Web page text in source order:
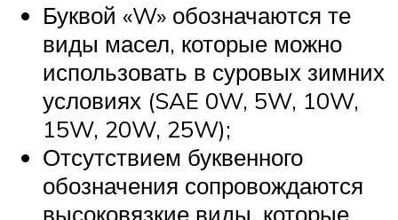
Буквой «W» обозначаются те
виды масел, которые можно
использовать в суровых зимних
условиях (SAE 0W, 5W, 10W,
15W, 20W, 25W);
Отсутствием буквенного
обозначения сопровождаются
высоковязкие виды, которые